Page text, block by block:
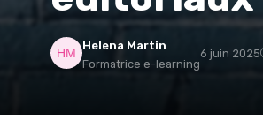
Helena Martin
Formatrice e-learning
6 juin 2025